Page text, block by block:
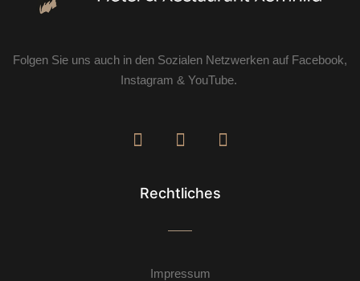
Folgen Sie uns auch in den Sozialen Netzwerken auf Facebook,
Instagram & YouTube.
Rechtliches
Impressum